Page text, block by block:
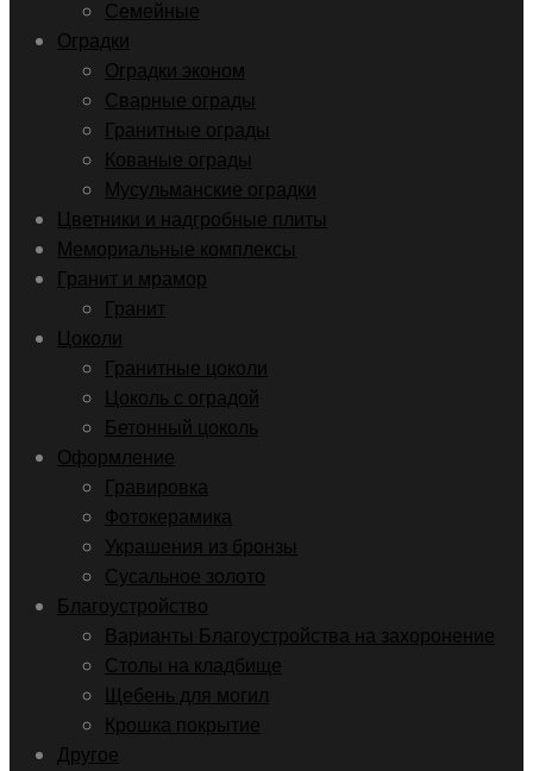
Семейные
Оградки
Оградки эконом
Сварные ограды
Гранитные ограды
Кованые ограды
Мусульманские оградки
Цветники и надгробные плиты
Мемориальные комплексы
Гранит и мрамор
Гранит
Цоколи
Гранитные цоколи
Цоколь с оградой
Бетонный цоколь
Оформление
Гравировка
Фотокерамика
Украшения из бронзы
Сусальное золото
Благоустройство
Варианты Благоустройства на захоронение
Столы на кладбище
Щебень для могил
Крошка покрытие
Другое